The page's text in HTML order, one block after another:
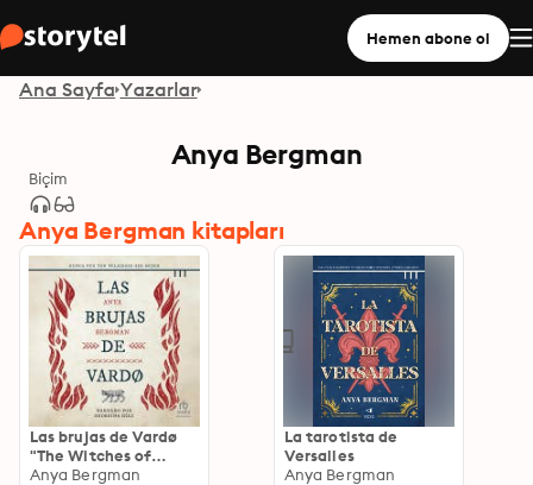
Hemen abone ol
Ana Sayfa Yazarlar
Anya Bergman
Biçim
Anya Bergman kitapları
Las brujas de Vardø
"The Witches of
Vardø"
Anya Bergman
La tarotista de
Versalles
Anya Bergman